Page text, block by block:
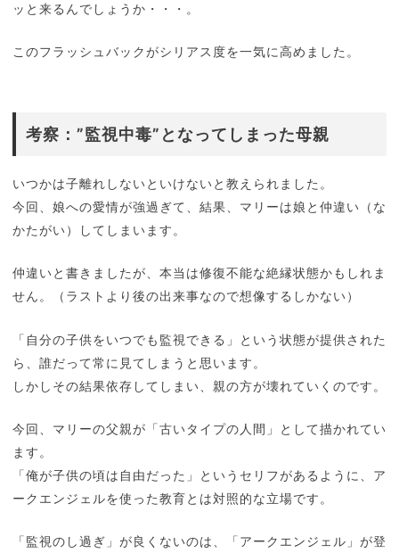
ッと来るんでしょうか・・・。
このフラッシュバックがシリアス度を一気に高めました。
考察：”監視中毒”となってしまった母親
いつかは子離れしないといけないと教えられました。
今回、娘への愛情が強過ぎて、結果、マリーは娘と仲違い（な
かたがい）してしまいます。
仲違いと書きましたが、本当は修復不能な絶縁状態かもしれま
せん。（ラストより後の出来事なので想像するしかない）
「自分の子供をいつでも監視できる」という状態が提供された
ら、誰だって常に見てしまうと思います。
しかしその結果依存してしまい、親の方が壊れていくのです。
今回、マリーの父親が「古いタイプの人間」として描かれてい
ます。
「俺が子供の頃は自由だった」というセリフがあるように、ア
ークエンジェルを使った教育とは対照的な立場です。
「監視のし過ぎ」が良くないのは、「アークエンジェル」が登